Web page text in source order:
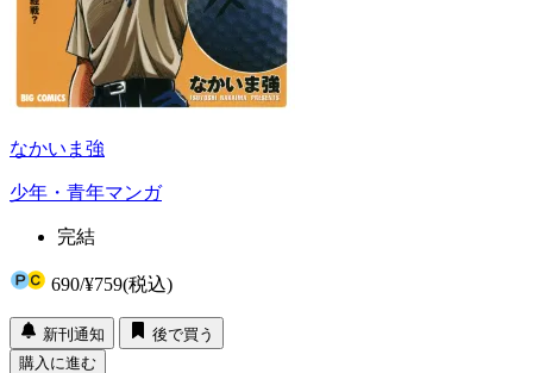
なかいま強
少年・青年マンガ
完結
690/¥759(税込)
新刊通知
後で買う
購入に進む